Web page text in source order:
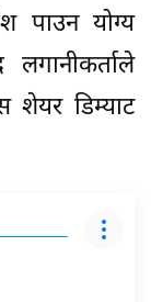
पाउन योग्य
शेयर डिम्याट